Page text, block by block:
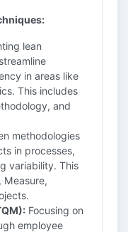
lean
in areas like
This includes
and
methodologies
in processes,
variability. This
Measure,
Focusing on
employee